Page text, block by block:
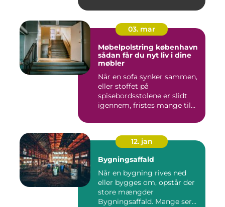
03. mar
Møbelpolstring københavn
sådan får du nyt liv i dine
møbler
Når en sofa synker sammen,
eller stoffet på
spisebordsstolene er slidt
igennem, fristes mange til
12. jan
Bygningsaffald
Når en bygning rives ned
eller bygges om, opstår der
store mængder
Bygningsaffald. Mange ser